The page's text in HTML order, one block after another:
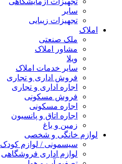
سایر
تجهیزات زیبایی
املاک
ملک صنعتی
مشاور املاک
ویلا
سایر خدمات املاک
فروش اداری و تجاری
اجاره اداری و تجاری
فروش مسکونی
اجاره مسکونی
اجاره اتاق و پانسیون
زمین و باغ
لوازم خانگی و شخصی
سیسمونی / لوازم کودک
لوازم اداری فروشگاهی